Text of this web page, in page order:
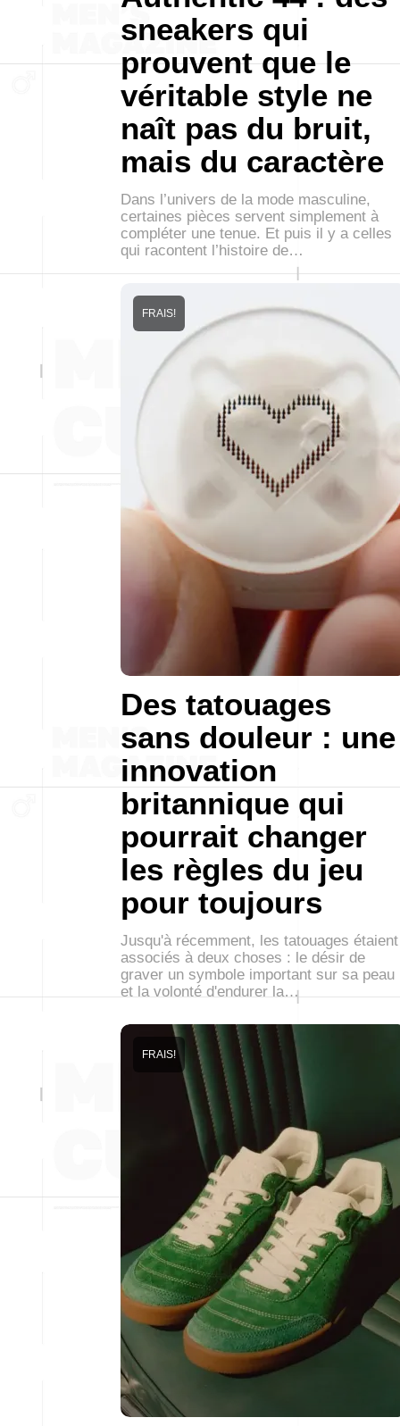
sneakers qui
prouvent que le
véritable style ne
naît pas du bruit,
mais du caractère
Dans l’univers de la mode masculine,
certaines pièces servent simplement à
compléter une tenue. Et puis il y a celles
qui racontent l’histoire de…
Des tatouages
sans douleur : une
innovation
britannique qui
pourrait changer
les règles du jeu
pour toujours
FRAIS!
Jusqu'à récemment, les tatouages étaient
associés à deux choses : le désir de
graver un symbole important sur sa peau
et la volonté d'endurer la…
FRAIS!